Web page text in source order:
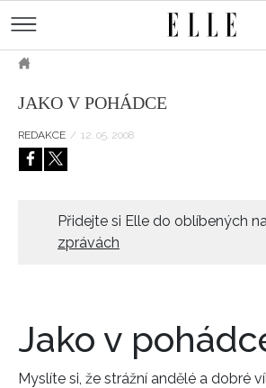
Přejít
hlavnímu
Street
Módní
měsíce
o
a
LIFESTYLE
Kulturní
tipy
Dekor
Cestování
Empowerment
Sluneční
Čínský
Keltský
Indiánský
Novinky
Styl
Rozhovory
ELLE BEAUTY LOUNGE
ELLE STORIES
JAKO V POHÁDCE
REDAKCE / 12. 05. 2008
Přidejte si Elle do oblíbených na
zprávách
Jako v
Myslíte si, že strážní andělé a dobré